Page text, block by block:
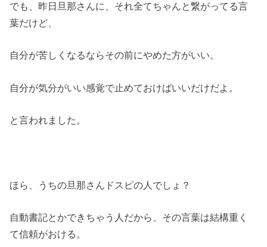
でも、昨日旦那さんに、それ全てちゃんと繋がってる言
葉だけど、
自分が苦しくなるならその前にやめた方がいい。
自分が気分がいい感覚で止めておけばいいだけだよ。
と言われました。
ほら、うちの旦那さんドスピの人でしょ？
自動書記とかできちゃう人だから、その言葉は結構重く
て信頼がおける。